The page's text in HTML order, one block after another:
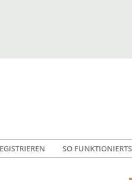
SO FUNKTIONIERTS